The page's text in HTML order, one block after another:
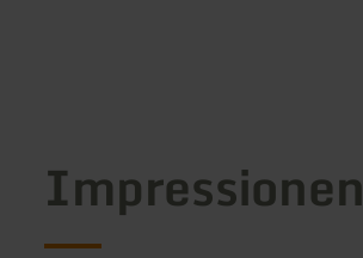
Impressionen